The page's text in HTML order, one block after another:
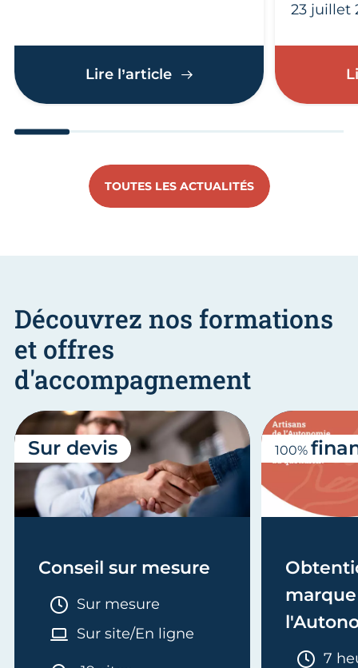
Lire l’articleIncendies en Gironde et
23 juillet
TOUTES LES ACTUALITÉS
Découvrez nos formations
et offres
d'accompagnement
Conseil sur mesure
Durée :
Sur mesure
Sur site/En ligne
Sur devis
7
100%